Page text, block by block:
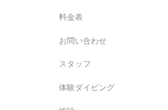
料金表
お問い合わせ
スタッフ
体験ダイビング